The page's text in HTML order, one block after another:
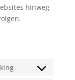
hinweg
Consent